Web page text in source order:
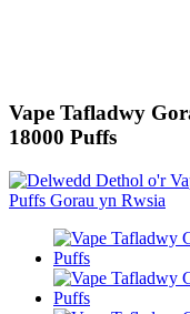
Vape Tafladwy
18000 Puffs